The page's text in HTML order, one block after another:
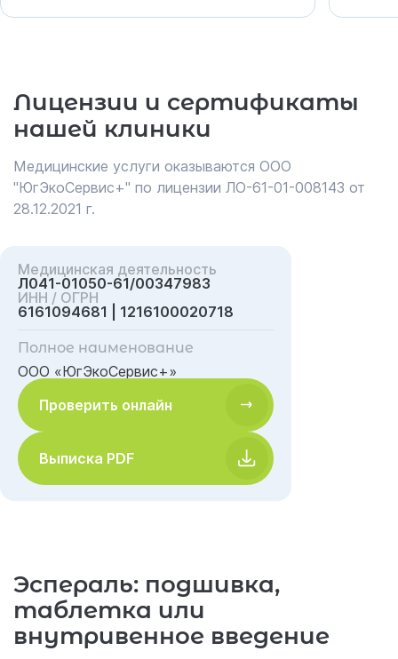
Лицензии и сертификаты
нашей клиники
Медицинские услуги оказываются ООО
"ЮгЭкоСервис+" по лицензии ЛО-61-01-008143 от
28.12.2021 г.
Медицинская деятельность
Л041-01050-61/00347983
ИНН / ОГРН
6161094681 | 1216100020718
Полное наименование
ООО «ЮгЭкоСервис+»
Проверить онлайн
Выписка PDF
Эспераль: подшивка,
таблетка или
внутривенное введение